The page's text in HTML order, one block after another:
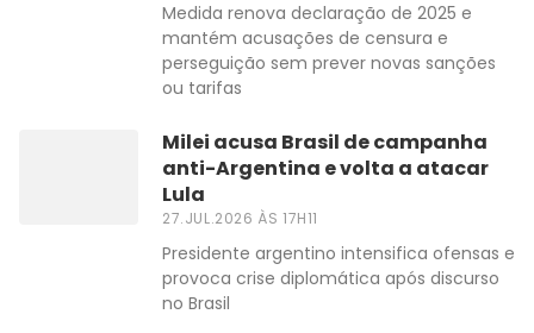
Medida renova declaração de 2025 e
mantém acusações de censura e
perseguição sem prever novas sanções
ou tarifas
Milei acusa Brasil de campanha
anti-Argentina e volta a atacar
Lula
27.JUL.2026 ÀS 17H11
Presidente argentino intensifica ofensas e
provoca crise diplomática após discurso
no Brasil